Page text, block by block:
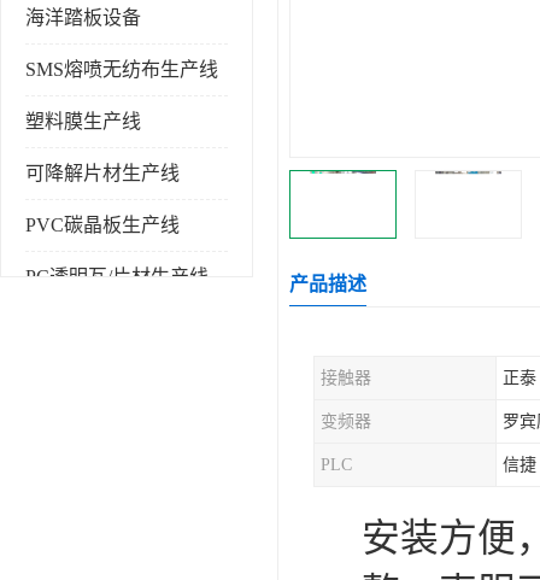
海洋踏板设备
SMS熔喷无纺布生产线
塑料膜生产线
可降解片材生产线
PVC碳晶板生产线
PC透明瓦/片材生产线 产品描述
接触器 正泰
变频器 罗宾
PLC 信捷
安装方便